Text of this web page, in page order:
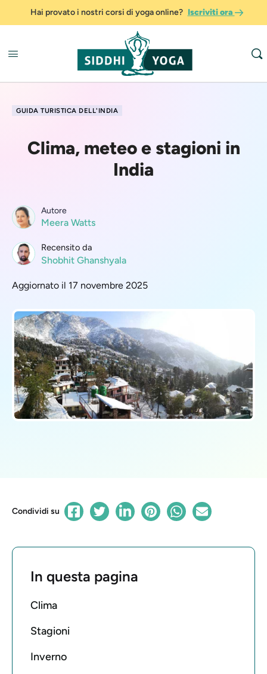
Hai provato i nostri corsi di yoga online? Iscriviti ora
GUIDA TURISTICA DELL'INDIA
Clima, meteo e stagioni in
India
Autore
Meera Watts
Recensito da
Shobhit Ghanshyala
Aggiornato il 17 novembre 2025
Condividi su
In questa pagina
Clima
Stagioni
Inverno